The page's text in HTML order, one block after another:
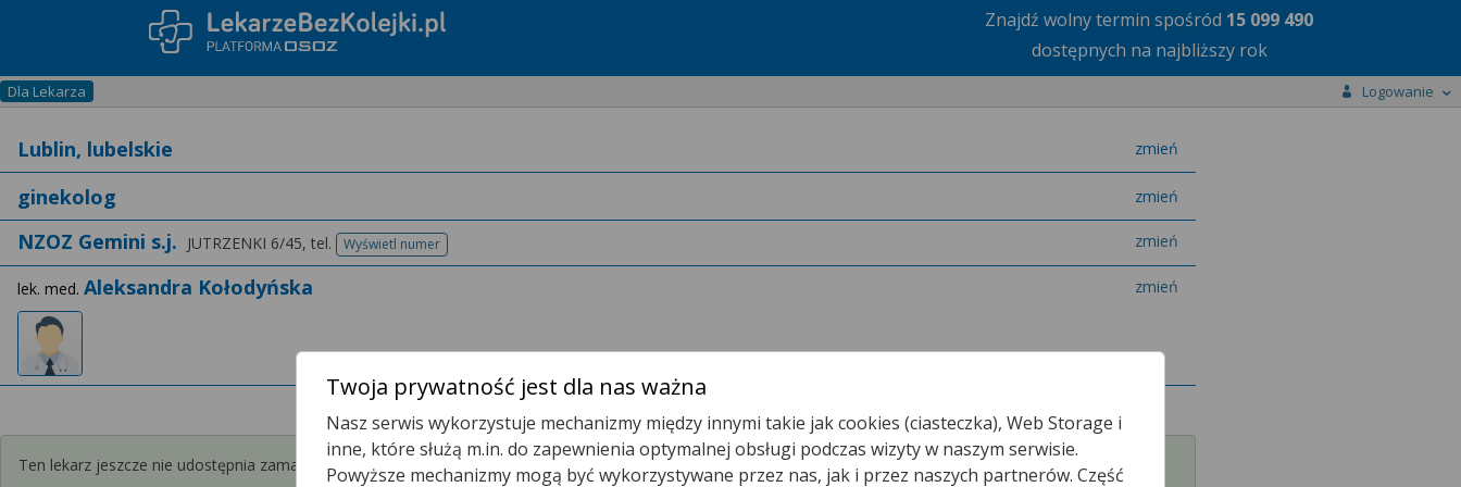
Znajdź wolny termin spośród 15 099 490
dostępnych na najbliższy rok
Dla Lekarza Logowanie
zmień
miasto
zmień
specjalizację
NZOZ Gemini s.j. JUTRZENKI 6/45, tel. Wyświetl numer
telefonu
zmień
lek. med. Aleksandra Kołodyńska zmień
Ten lekarz jeszcze nie udostępnia zamawiania recept przez internet.
Twoja prywatność jest dla nas ważna
Nasz serwis wykorzystuje mechanizmy między innymi takie jak cookies (ciasteczka), Web Storage i
inne, które służą m.in. do zapewnienia optymalnej obsługi podczas wizyty w naszym serwisie.
Powyższe mechanizmy mogą być wykorzystywane przez nas, jak i przez naszych partnerów. Część